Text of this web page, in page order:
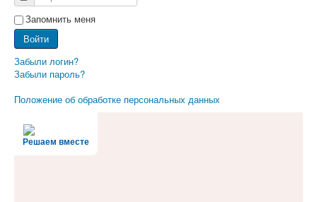
Запомнить меня
Войти
Забыли логин?
Забыли пароль?
Положение об обработке персональных данных
Решаем вместе